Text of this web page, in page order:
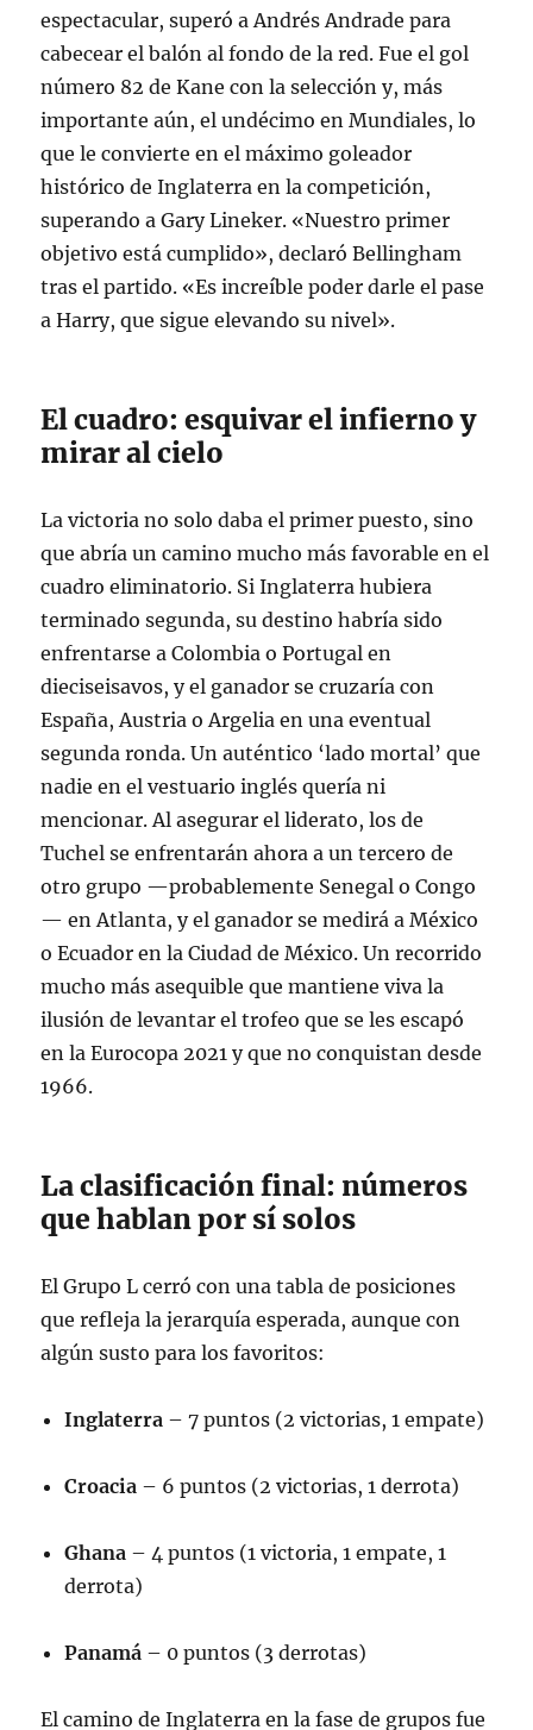
espectacular, superó a Andrés Andrade para
cabecear el balón al fondo de la red. Fue el gol
número 82 de Kane con la selección y, más
importante aún, el undécimo en Mundiales, lo
que le convierte en el máximo goleador
histórico de Inglaterra en la competición,
superando a Gary Lineker. «Nuestro primer
objetivo está cumplido», declaró Bellingham
tras el partido. «Es increíble poder darle el pase
a Harry, que sigue elevando su nivel».
El cuadro: esquivar el infierno y
mirar al cielo
La victoria no solo daba el primer puesto, sino
que abría un camino mucho más favorable en el
cuadro eliminatorio. Si Inglaterra hubiera
terminado segunda, su destino habría sido
enfrentarse a Colombia o Portugal en
dieciseisavos, y el ganador se cruzaría con
España, Austria o Argelia en una eventual
segunda ronda. Un auténtico ‘lado mortal’ que
nadie en el vestuario inglés quería ni
mencionar. Al asegurar el liderato, los de
Tuchel se enfrentarán ahora a un tercero de
otro grupo —probablemente Senegal o Congo
— en Atlanta, y el ganador se medirá a México
o Ecuador en la Ciudad de México. Un recorrido
mucho más asequible que mantiene viva la
ilusión de levantar el trofeo que se les escapó
en la Eurocopa 2021 y que no conquistan desde
1966.
La clasificación final: números
que hablan por sí solos
El Grupo L cerró con una tabla de posiciones
que refleja la jerarquía esperada, aunque con
algún susto para los favoritos:
Inglaterra – 7 puntos (2 victorias, 1 empate)
Croacia – 6 puntos (2 victorias, 1 derrota)
Ghana – 4 puntos (1 victoria, 1 empate, 1
derrota)
Panamá – 0 puntos (3 derrotas)
El camino de Inglaterra en la fase de grupos fue